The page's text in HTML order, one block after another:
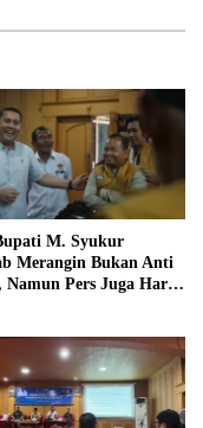
M. Syukur
Merangin Bukan Anti
Pers Juga Harus